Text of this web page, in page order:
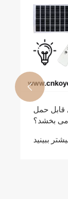
قابل حمل
می بخشد؟
